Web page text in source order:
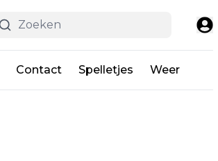
Contact Spelletjes Weer